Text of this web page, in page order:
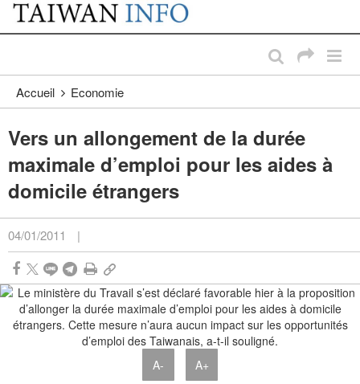
Passer au contenu principal
:::
Accueil Economie
Vers un allongement de la durée
maximale d’emploi pour les aides à
domicile étrangers
04/01/2011 |
A- A+